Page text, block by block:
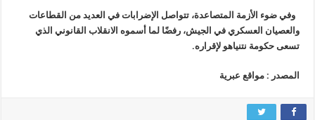
وفي ضوء الأزمة المتصاعدة، تتواصل الإضرابات في العديد من القطاعات
والعصيان العسكري في الجيش، رفضًا لما أسموه الانقلاب القانوني الذي
تسعى حكومة نتنياهو لإقراره.
المصدر : مواقع عبرية